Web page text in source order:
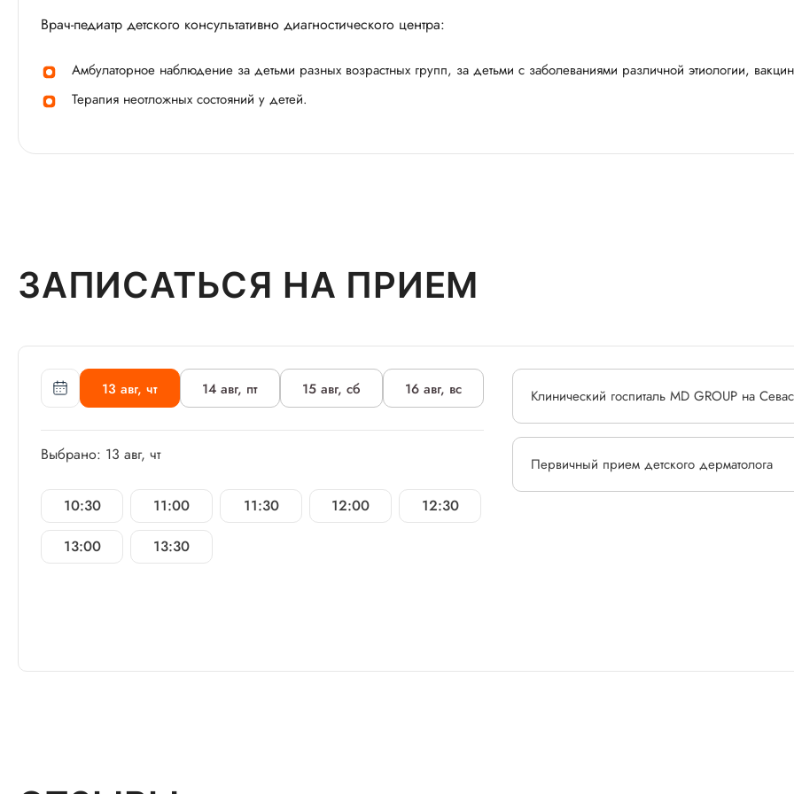
Врач-педиатр детского консультативно диагностического центра:
Амбулаторное наблюдение за детьми разных возрастных групп, за детьми с заболеваниями различной этиологии,
Терапия неотложных состояний у детей.
ЗАПИСАТЬСЯ НА ПРИЕМ
13 авг, чт 14 авг, пт 15 авг, сб 16 авг, вс
Выбрано: 13 авг, чт
10:30 11:00 11:30 12:00
12:30
13:00
13:30
Клинический госпиталь MD GROUP на
Первичный прием детского дерматолога